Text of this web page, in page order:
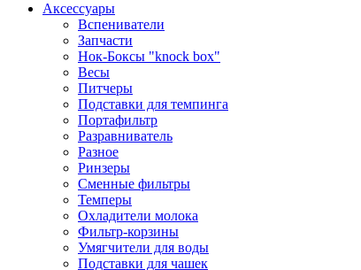
Аксессуары
Вспениватели
Запчасти
Нок-Боксы "knock box"
Весы
Питчеры
Подставки для темпинга
Портафильтр
Разравниватель
Разное
Ринзеры
Сменные фильтры
Темперы
Охладители молока
Фильтр-корзины
Умягчители для воды
Подставки для чашек